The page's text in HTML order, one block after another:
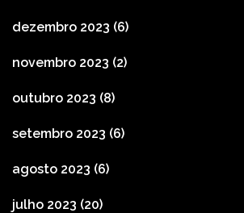
dezembro 2023 (6)
novembro 2023 (2)
outubro 2023 (8)
setembro 2023 (6)
agosto 2023 (6)
julho 2023 (20)